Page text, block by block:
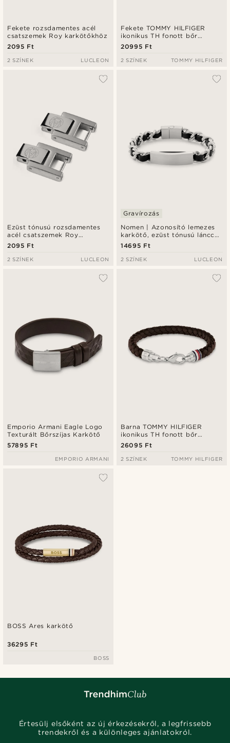
Fekete rozsdamentes acél
csatszemek Roy karkötőkhöz
2095 Ft
2 SZÍNEK LUCLEON
Fekete TOMMY HILFIGER
ikonikus TH fonott bőr
karkötő
20995 Ft
2 SZÍNEK TOMMY HILFIGER
Ezüst tónusú rozsdamentes
acél csatszemek Roy
karkötőkhöz
2095 Ft
2 SZÍNEK LUCLEON
Nomen | Azonosító lemezes
karkötő, ezüst tónusú lánccal
és bőrrel
Gravírozás
14695 Ft
2 SZÍNEK LUCLEON
Emporio Armani Eagle Logo
Texturált Bőrszíjas Karkötő
57895 Ft
EMPORIO ARMANI
Barna TOMMY HILFIGER
ikonikus TH fonott bőr
karkötő
26095 Ft
2 SZÍNEK TOMMY HILFIGER
BOSS Ares karkötő
36295 Ft
BOSS
Értesülj elsőként az új érkezésekről, a legfrissebb
trendekről és a különleges ajánlatokról.